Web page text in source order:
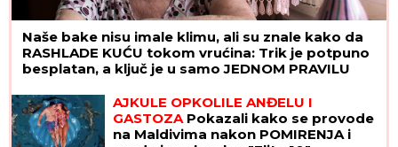
Naše bake nisu imale klimu, ali su znale kako da
RASHLADE KUĆU tokom vrućina: Trik je potpuno
besplatan, a ključ je u samo JEDNOM PRAVILU
AJKULE OPKOLILE ANĐELU I
GASTOZA Pokazali kako se provode
na Maldivima nakon POMIRENJA i